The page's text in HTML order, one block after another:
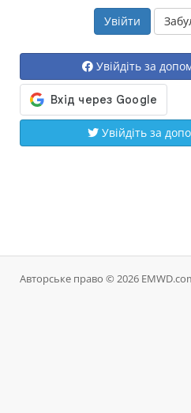
Увійдіть за
Увійдіть за
Авторське право © 2026